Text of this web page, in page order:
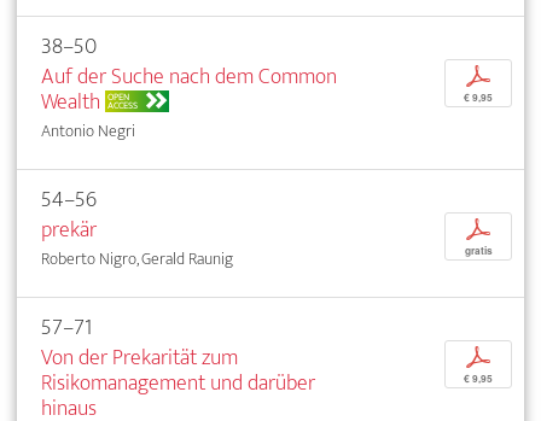
38–50
Auf der Suche nach dem Common
Wealth OPEN
ACCESS
Antonio Negri
p
€ 9,95
54–56
prekär
Roberto Nigro, Gerald Raunig
p
gratis
57–71
Von der Prekarität zum
Risikomanagement und darüber
hinaus
p
€ 9,95